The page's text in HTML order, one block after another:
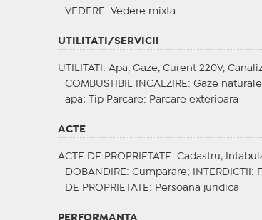
VEDERE : Vedere mixta
UTILITATI/SERVICII
UTILITATI : Apa, Gaze, Curent 220V,
COMBUSTIBIL INCALZIRE : Gaze
apa;
Tip Parcare: Parcare exterioara
ACTE
ACTE DE PROPRIETATE : Cadastru,
DOBANDIRE : Cumparare; INTERDICTII :
DE PROPRIETATE : Persoana juridica
PERFORMANTA